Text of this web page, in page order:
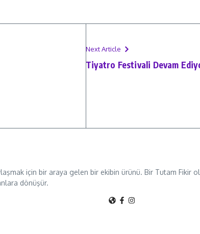
Next Article
Tiyatro Festivali Devam
için bir araya gelen bir ekibin ürünü. Bir Tutam Fikir
dönüşür.